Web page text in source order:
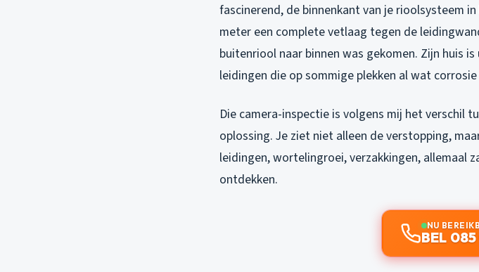
fascinerend, de binnenkant van je rioolsysteem
meter een complete vetlaag tegen de
buitenriool naar binnen was gekomen. Zijn huis
leidingen die op sommige plekken al wat
Die camera-inspectie is volgens mij het verschil
oplossing. Je ziet niet alleen de verstopping,
leidingen, wortelingroei, verzakkingen, allemaal
ontdekken.
NU
BEL